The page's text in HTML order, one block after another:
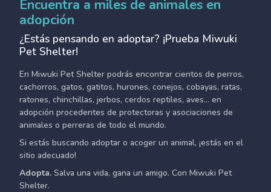
Encuentra a miles de animales en
adopción
¿Estás pensando en adoptar? ¡Prueba Miwuki
Pet Shelter!
En Miwuki Pet Shelter podrás encontrar cientos de perros,
cachorros, gatos, gatitos, hurones, conejos, cobayas, ratas,
ratones, chinchillas, jerbos, cerdos reptiles, aves... en
adopción procedentes de protectoras y asociaciones de
animales o perreras de todo el mundo.
Si estás buscando adoptar o acoger un animal, ¡estás en el
sitio adecuado!
Adopta. Salva una vida, gana un amigo. Con Miwuki Pet
Shelter.